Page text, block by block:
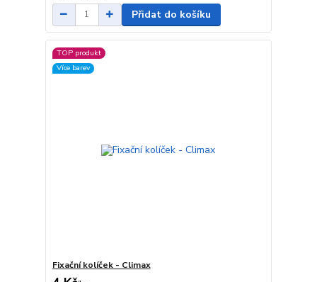
Přidat do košíku
TOP produkt
Více barev
Fixační kolíček - Climax